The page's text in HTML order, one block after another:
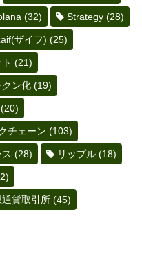
(32) Strategy (28)
ザイフ) (25)
(21)
クン化 (19)
(20)
チェーン (103)
(28) リップル (18)
通貨取引所 (45)